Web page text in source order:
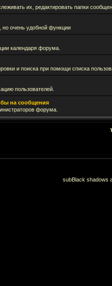
их, редактировать папки
очень удобной функции
календаря форума.
и поиска при помощи списка
пользователей.
на сообщения
форума.
subBlack shadows